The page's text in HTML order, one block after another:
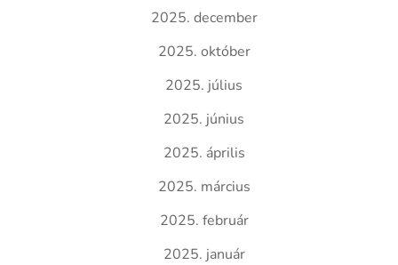
2025. december
2025. október
2025. július
2025. június
2025. április
2025. március
2025. február
2025. január